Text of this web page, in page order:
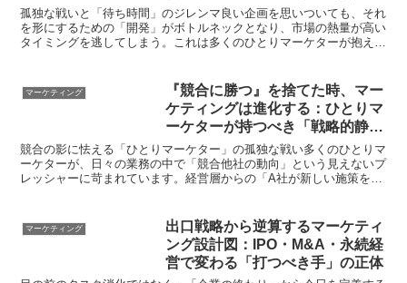
スピード戦略
孤独な戦いと「待ち時間」のジレンマ良い企画を思いついても、それ
を形にするための「開発」がボトルネックとなり、市場の熱量が高い
タイミングを逃してしまう。これは多くのひとりマーケターが抱える
マーケティング
『競合に勝つ』を捨てた時、マー
ケティングは進化する：ひとりマ
ーケターが持つべき「戦略的静
観」の技術
競合の影に怯える「ひとりマーケター」の孤独な戦い多くのひとりマ
ーケターが、日々の業務の中で「競合他社の動向」という見えないプ
レッシャーに苛まれています。経営層からの「A社が新しい施策を始
マーケティング
出口戦略から逆算するマーケティ
ング設計図：IPO・M&A・永続経
営で変わる「打つべき手」の正体